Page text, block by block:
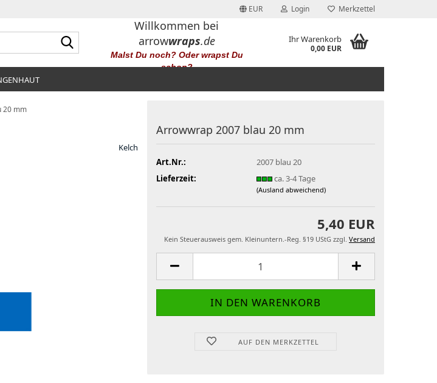
EUR Login Merkzettel
Willkommen bei
arrowwraps.de
Malst Du noch? Oder wrapst Du
schon?
Ihr Warenkorb
0,00 EUR
20 mm
Kelch
Arrowwrap 2007 blau 20 mm
Art.Nr.:
2007 blau 20
Lieferzeit:
ca. 3-4 Tage
(Ausland abweichend)
5,40 EUR
Kein Steuerausweis gem. Kleinuntern.-Reg. §19 UStG zzgl. Versand
AUF DEN MERKZETTEL